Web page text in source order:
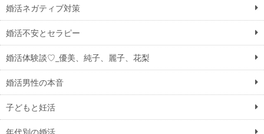
婚活ネガティブ対策
婚活不安とセラピー
婚活体験談♡_優美、純子、麗子、花梨
婚活男性の本音
子どもと妊活